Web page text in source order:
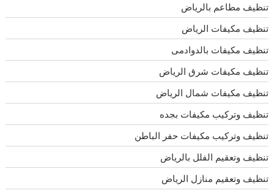
تنظيف مطاعم بالرياض
تنظيف مكيفات الرياض
تنظيف مكيفات بالدوادمى
تنظيف مكيفات شرق الرياض
تنظيف مكيفات شمال الرياض
تنظيف وتركيب مكيفات بجده
تنظيف وتركيب مكيفات حفر الباطن
تنظيف وتعقيم الفلل بالرياض
تنظيف وتعقيم منازل الرياض